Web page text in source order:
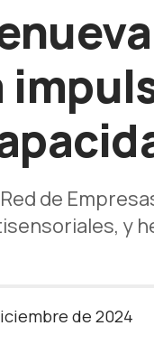
de
y
de 2024